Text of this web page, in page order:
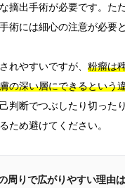
摘出手術が必要です。た
術には細心の注意が必要
れやすいですが、 粉瘤は
の深い層にできるという
判断でつぶしたり切った
ため避けてください。
周りで広がりやすい理由